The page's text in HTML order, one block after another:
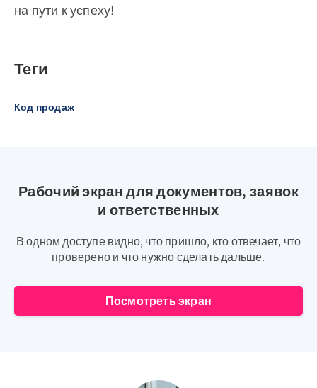
на пути к успеху!
Теги
Код продаж
Рабочий экран для документов, заявок
и ответственных
В одном доступе видно, что пришло, кто отвечает, что
проверено и что нужно сделать дальше.
Посмотреть экран